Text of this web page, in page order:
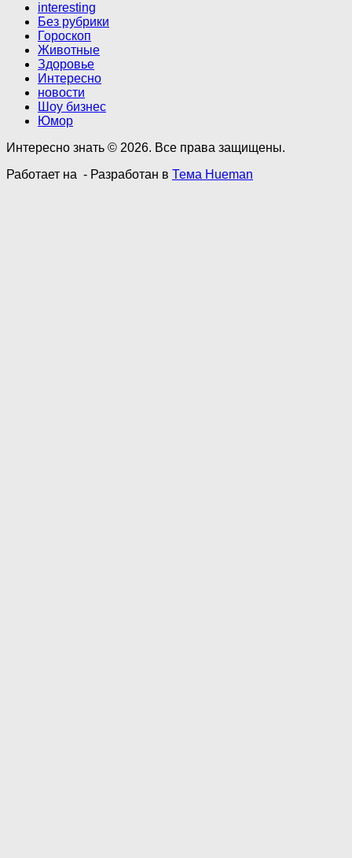
interesting
Без рубрики
Гороскоп
Животные
Здоровье
Интересно
новости
Шоу бизнес
Юмор
Интересно знать © 2026. Все права защищены.
Работает на - Разработан в Тема Hueman